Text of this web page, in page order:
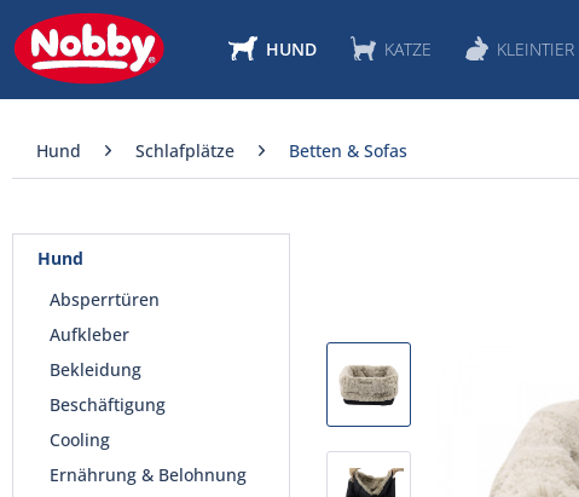
HUND KATZE KLEINTIER
Hund Schlafplätze Betten & Sofas
Hund
Absperrtüren
Aufkleber
Bekleidung
Beschäftigung
Cooling
Ernährung & Belohnung